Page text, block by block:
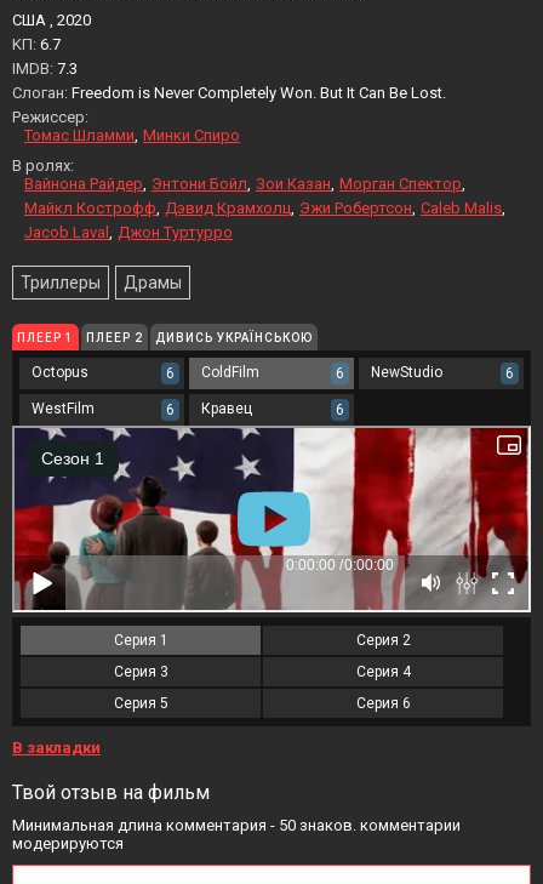
США , 2020
KП: 6.7
IMDB: 7.3
Слоган: Freedom is Never Completely Won. But It Can Be Lost.
Режиссер:
Томас Шламми Минки Спиро
В ролях:
Вайнона Райдер Энтони Бойл Зои Казан Морган Спектор
Майкл Кострофф Дэвид Крамхолц Эжи Робертсон Caleb Malis
Jacob Laval
Джон Туртурро
Триллеры Драмы
ПЛЕЕР 1 ПЛЕЕР 2 ДИВИСЬ УКРАЇНСЬКОЮ
Octopus 6 ColdFilm 6 NewStudio 6
WestFilm 6 Кравец 6
Серия 1
Серия 2
Серия 3
Серия 4
Серия 5
Серия 6
В закладки
Твой отзыв на фильм
Минимальная длина комментария - 50 знаков. комментарии
модерируются